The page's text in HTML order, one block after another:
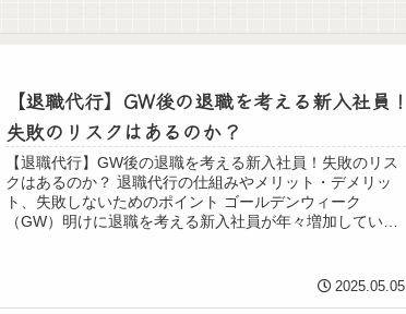
【退職代行】GW後の退職を考える新入社員！
失敗のリスクはあるのか？
【退職代行】GW後の退職を考える新入社員！失敗のリス
クはあるのか？ 退職代行の仕組みやメリット・デメリッ
ト、失敗しないためのポイント ゴールデンウィーク
（GW）明けに退職を考える新入社員が年々増加していま
2025.05.05